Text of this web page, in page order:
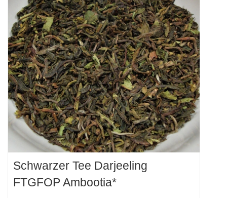
auf.
Die
Optionen
können
auf
der
Produktseite
gewählt
werden
Schwarzer Tee Darjeeling
FTGFOP Ambootia*